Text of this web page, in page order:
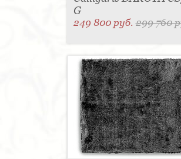
G
249 800 руб.299 760